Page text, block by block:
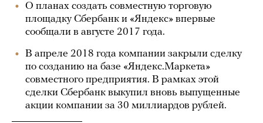
О планах создать совместную торговую
площадку Сбербанк и «Яндекс» впервые
сообщали в августе 2017 года.
В апреле 2018 года компании закрыли сделку
по созданию на базе «Яндекс.Маркета»
совместного предприятия. В рамках этой
сделки Сбербанк выкупил вновь выпущенные
акции компании за 30 миллиардов рублей.